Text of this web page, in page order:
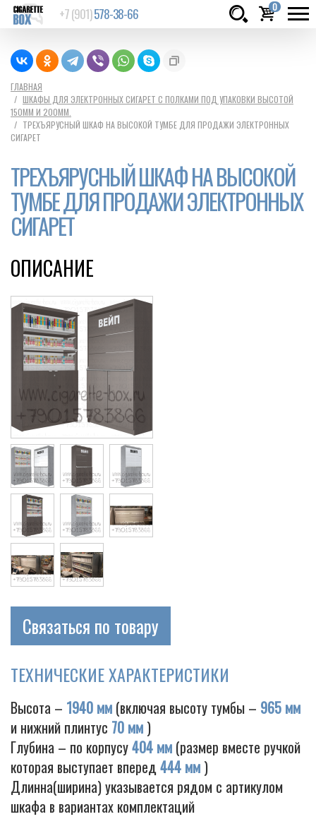
Cigarette
+7 (901)578-38-66 0
руб.
ГЛАВНАЯ
ШКАФЫ ДЛЯ ЭЛЕКТРОННЫХ СИГАРЕТ С ПОЛКАМИ ПОД УПАКОВКИ ВЫСОТОЙ
150ММ И 200ММ.
ТРЕХЪЯРУСНЫЙ ШКАФ НА ВЫСОКОЙ ТУМБЕ ДЛЯ ПРОДАЖИ ЭЛЕКТРОННЫХ
СИГАРЕТ
ТРЕХЪЯРУСНЫЙ ШКАФ НА ВЫСОКОЙ
ТУМБЕ ДЛЯ ПРОДАЖИ ЭЛЕКТРОННЫХ
СИГАРЕТ
ОПИСАНИЕ
Связаться по товару
ТЕХНИЧЕСКИЕ ХАРАКТЕРИСТИКИ
Высота – 1940 мм (включая высоту тумбы – 965 мм
и нижний плинтус 70 мм )
Глубина – по корпусу404 мм (размер вместе ручкой
которая выступает вперед444 мм )
Длинна(ширина) указывается рядом с артикулом
шкафа в вариантах комплектаций